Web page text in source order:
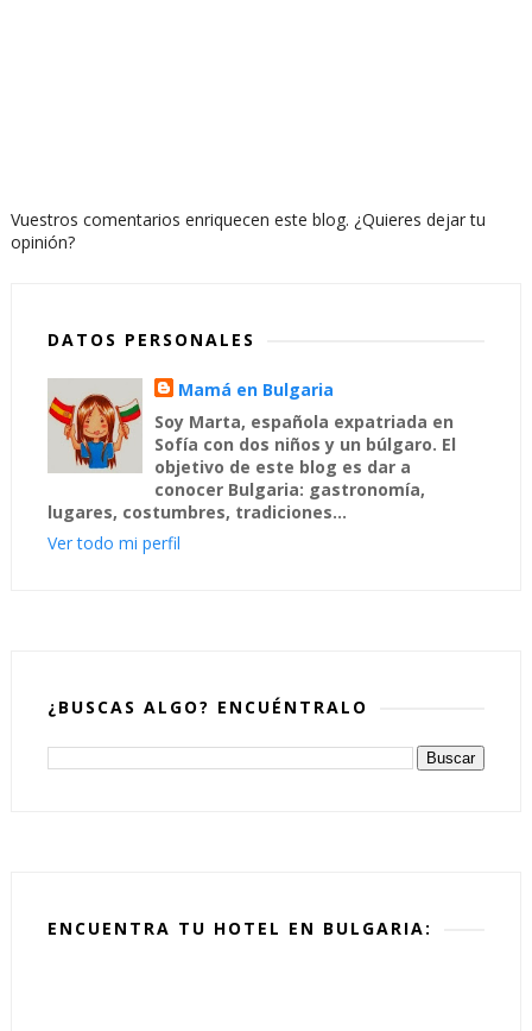
Vuestros comentarios enriquecen este blog. ¿Quieres dejar tu
opinión?
DATOS PERSONALES
Mamá en Bulgaria
Soy Marta, española expatriada en
Sofía con dos niños y un búlgaro. El
objetivo de este blog es dar a
conocer Bulgaria: gastronomía,
lugares, costumbres, tradiciones...
Ver todo mi perfil
¿BUSCAS ALGO? ENCUÉNTRALO
ENCUENTRA TU HOTEL EN BULGARIA: